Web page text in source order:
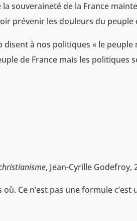
souveraineté de la France
prévenir les douleurs du peuple
à nos politiques « le peuple
de France mais les politiques
, Jean-Cyrille Godefroy,
Ce n’est pas une formule c’est